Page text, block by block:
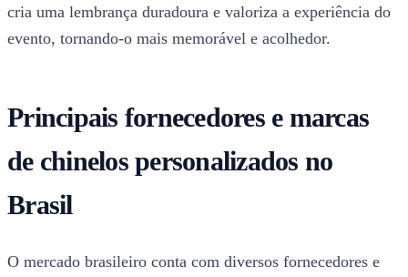
cria uma lembrança duradoura e valoriza a experiência do
evento, tornando-o mais memorável e acolhedor.
Principais fornecedores e marcas
de chinelos personalizados no
Brasil
O mercado brasileiro conta com diversos fornecedores e